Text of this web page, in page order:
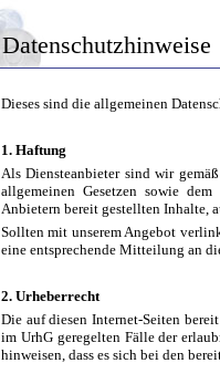
Datenschutzhinweise
Dieses sind die allgemeinen
1. Haftung
Als Diensteanbieter sind wir
allgemeinen Gesetzen sowie
Anbietern bereit gestellten Inhalte,
Sollten mit unserem Angebot
eine entsprechende Mitteilung an
2. Urheberrecht
Die auf diesen Internet-Seiten
im UrhG geregelten Fälle der
hinweisen, dass es sich bei den